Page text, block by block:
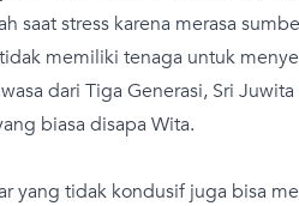
saat stress karena merasa
memiliki tenaga untuk
dari Tiga Generasi, Sri
biasa disapa Wita.
yang tidak kondusif juga bisa